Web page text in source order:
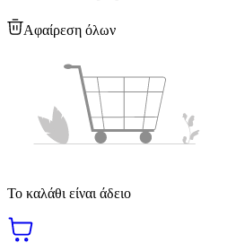
Αφαίρεση όλων
Το καλάθι είναι άδειο